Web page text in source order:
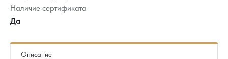
Наличие сертификата
Да
Описание